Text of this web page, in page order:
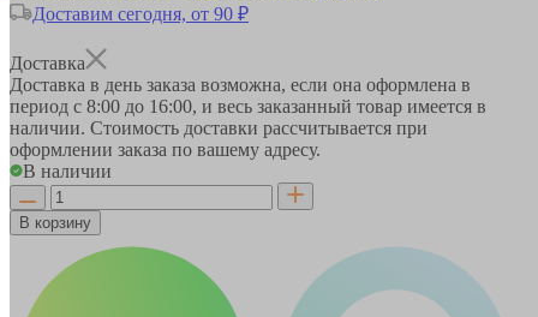
Доставим сегодня, от 90 ₽
Доставка
Доставка в день заказа возможна, если она оформлена в
период с 8:00 до 16:00, и весь заказанный товар имеется в
наличии. Стоимость доставки рассчитывается при
оформлении заказа по вашему адресу.
В наличии
В корзину